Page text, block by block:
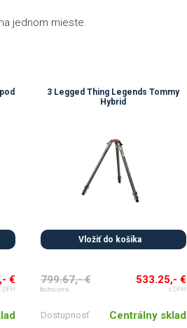
jednom mieste.
€
DPH
3 Legged Thing Legends Tommy
Hybrid
Vložiť do košíka
799.67,- €
bežná cena
533.25,- €
s DPH
Dostupnosť Centrálny sklad